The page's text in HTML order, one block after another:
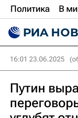
Политика В
16:01 23.06.2025
Путин